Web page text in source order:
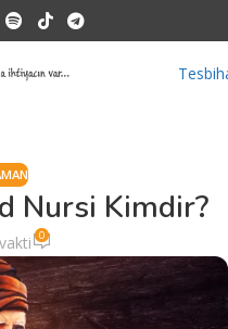
Nursi Kimdir?
0